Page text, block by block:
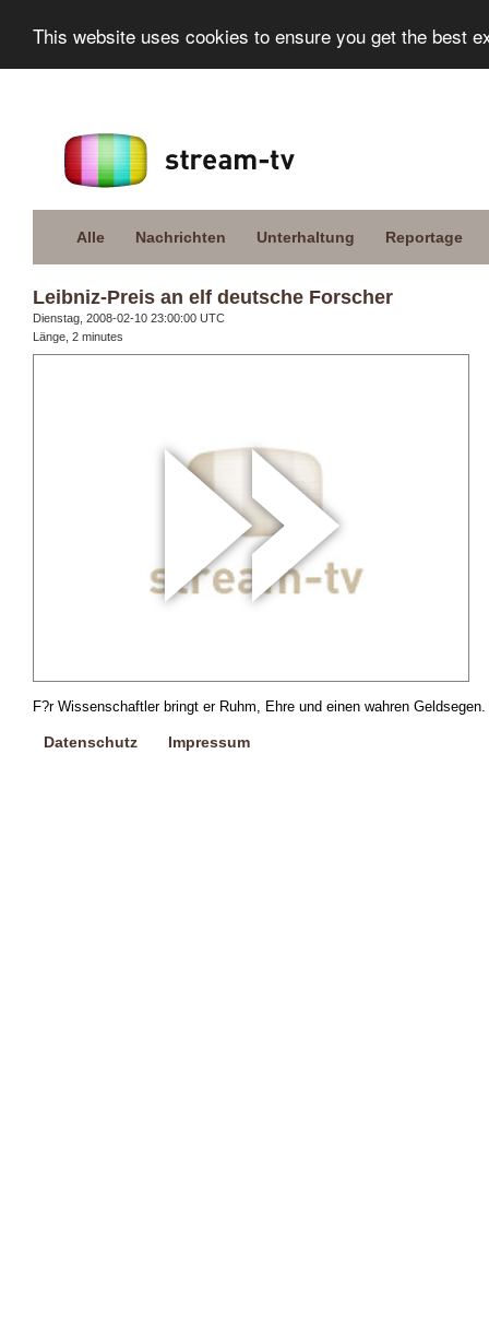
This website uses cookies to ensure you get the best
Alle Nachrichten Unterhaltung Reportage
Leibniz-Preis an elf deutsche Forscher
Dienstag, 2008-02-10 23:00:00 UTC
Länge, 2 minutes
F?r Wissenschaftler bringt er Ruhm, Ehre und einen wahren
Datenschutz Impressum